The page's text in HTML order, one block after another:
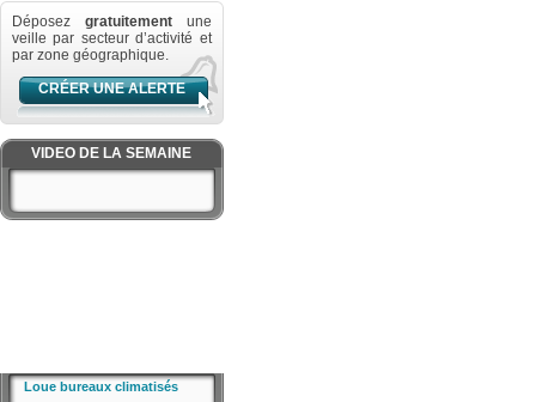
Déposez gratuitement une
veille par secteur d’activité et
par zone géographique.
CRÉER UNE ALERTE
VIDEO DE LA SEMAINE
Loue bureaux climatisés